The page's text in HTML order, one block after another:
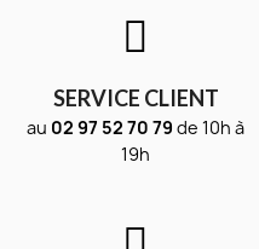
SERVICE CLIENT
au 02 97 52 70 79 de 10h à
19h